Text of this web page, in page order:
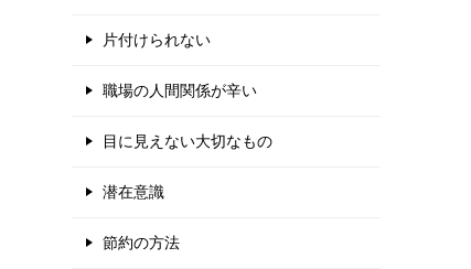
片付けられない
職場の人間関係が辛い
目に見えない大切なもの
潜在意識
節約の方法